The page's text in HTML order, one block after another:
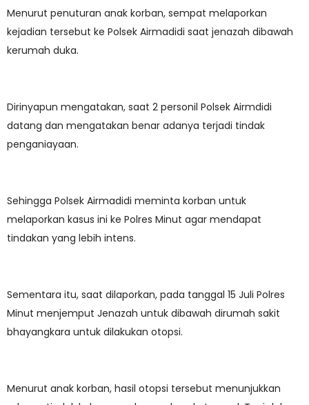
Menurut penuturan anak korban, sempat melaporkan
kejadian tersebut ke Polsek Airmadidi saat jenazah dibawah
kerumah duka.
Dirinyapun mengatakan, saat 2 personil Polsek Airmdidi
datang dan mengatakan benar adanya terjadi tindak
penganiayaan.
Sehingga Polsek Airmadidi meminta korban untuk
melaporkan kasus ini ke Polres Minut agar mendapat
tindakan yang lebih intens.
Sementara itu, saat dilaporkan, pada tanggal 15 Juli Polres
Minut menjemput Jenazah untuk dibawah dirumah sakit
bhayangkara untuk dilakukan otopsi.
Menurut anak korban, hasil otopsi tersebut menunjukkan